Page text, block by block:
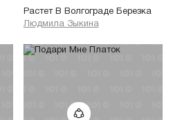
Растет В Волгограде Березка
Людмила Зыкина